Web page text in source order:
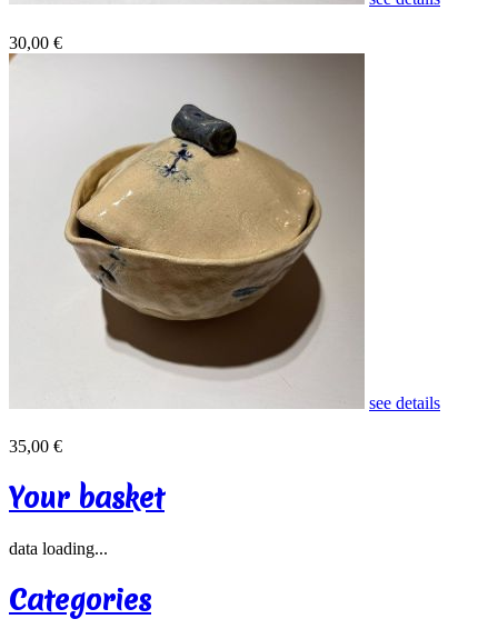
30,00 €
see details
35,00 €
Your basket
data loading...
Categories